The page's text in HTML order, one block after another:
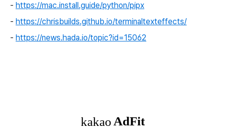
- https://mac.install.guide/python/pipx
- https://chrisbuilds.github.io/terminaltexteffects/
- https://news.hada.io/topic?id=15062